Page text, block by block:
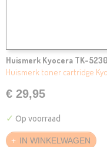
Huismerk Kyocera TK-
Huismerk toner cartridge
€ 29,95
✓ Op voorraad
IN WINKELWAGEN